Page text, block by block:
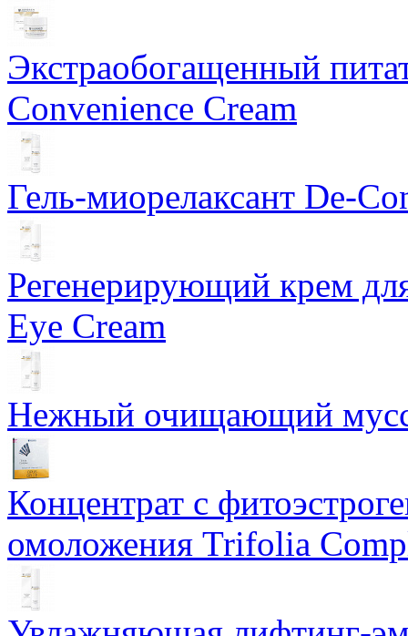
Экстраобогащенный
Convenience Cream
Гель-миорелаксант De-
Регенерирующий крем
Eye Cream
Нежный очищающий мусс
Концентрат с
омоложения Trifolia